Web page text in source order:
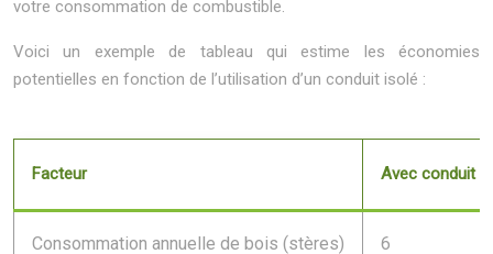
votre consommation de combustible.
Voici un exemple de tableau qui estime les économies
potentielles en fonction de l’utilisation d’un conduit isolé :
Facteur Avec conduit
Consommation annuelle de bois (stères) 6